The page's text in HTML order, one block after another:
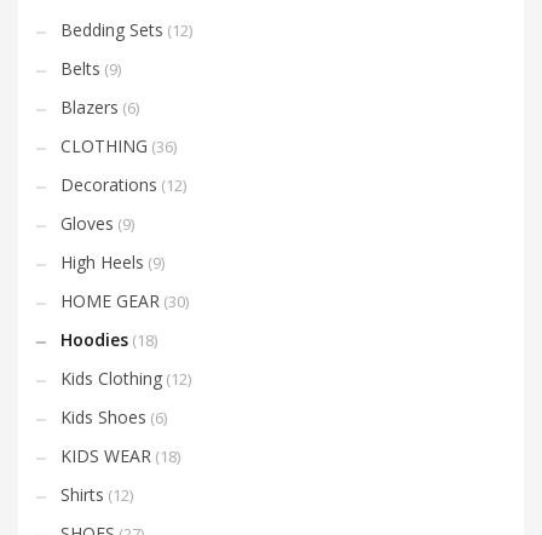
Bedding Sets (12)
Belts (9)
Blazers (6)
CLOTHING (36)
Decorations (12)
Gloves (9)
High Heels (9)
HOME GEAR (30)
Hoodies (18)
Kids Clothing (12)
Kids Shoes (6)
KIDS WEAR (18)
Shirts (12)